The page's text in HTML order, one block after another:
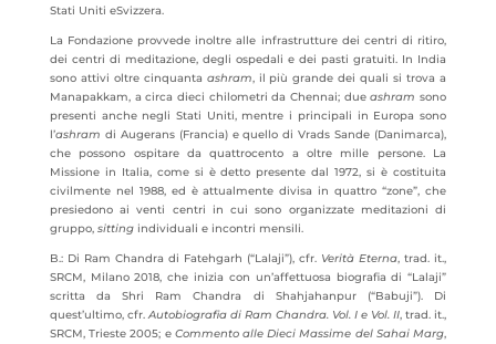
Stati Uniti eSvizzera.
La Fondazione provvede inoltre alle infrastrutture dei centri di ritiro,
dei centri di meditazione, degli ospedali e dei pasti gratuiti. In India
sono attivi oltre cinquanta ashram, il più grande dei quali si trova a
Manapakkam, a circa dieci chilometri da Chennai; dueashram sono
presenti anche negli Stati Uniti, mentre i principali in Europa sono
l’ashram di Augerans (Francia) e quello di Vrads Sande (Danimarca),
che possono ospitare da quattrocento a oltre mille persone. La
Missione in Italia, come si è detto presente dal 1972, si è costituita
civilmente nel 1988, ed è attualmente divisa in quattro “zone”, che
presiedono ai venti centri in cui sono organizzate meditazioni di
gruppo,sittingindividuali e incontri mensili.
B.: Di Ram Chandra di Fatehgarh (“Lalaji”), cfr. Verità Eterna, trad. it.,
SRCM, Milano 2018, che inizia con un’affettuosa biografia di “Lalaji”
scritta da Shri Ram Chandra di Shahjahanpur (“Babuji”). Di
quest’ultimo, cfr.Autobiografia di Ram Chandra. Vol. I e Vol. II, trad. it.,
SRCM, Trieste 2005; e Commento alle Dieci Massime del Sahai Marg,